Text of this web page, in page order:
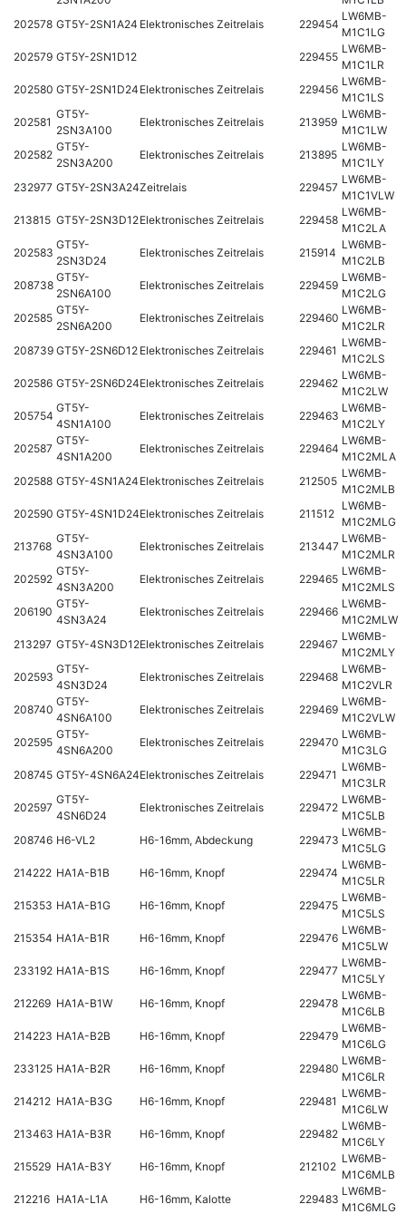
202578 GT5Y-2SN1A24 Elektronisches Zeitrelais 229454
LW6MB-
M1C1LG
202579 GT5Y-2SN1D12 229455
LW6MB-
M1C1LR
202580 GT5Y-2SN1D24 Elektronisches Zeitrelais 229456
LW6MB-
M1C1LS
202581
GT5Y-
2SN3A100
Elektronisches Zeitrelais 213959
LW6MB-
M1C1LW
202582
GT5Y-
2SN3A200
Elektronisches Zeitrelais 213895
LW6MB-
M1C1LY
232977 GT5Y-2SN3A24Zeitrelais 229457
LW6MB-
M1C1VLW
213815 GT5Y-2SN3D12Elektronisches Zeitrelais 229458
LW6MB-
M1C2LA
202583
GT5Y-
2SN3D24
Elektronisches Zeitrelais 215914
LW6MB-
M1C2LB
208738
GT5Y-
2SN6A100
Elektronisches Zeitrelais 229459
LW6MB-
M1C2LG
202585
GT5Y-
2SN6A200
Elektronisches Zeitrelais 229460
LW6MB-
M1C2LR
208739 GT5Y-2SN6D12 Elektronisches Zeitrelais 229461
LW6MB-
M1C2LS
202586 GT5Y-2SN6D24Elektronisches Zeitrelais 229462
LW6MB-
M1C2LW
205754
GT5Y-
4SN1A100
Elektronisches Zeitrelais 229463
LW6MB-
M1C2LY
202587
GT5Y-
4SN1A200
Elektronisches Zeitrelais 229464
LW6MB-
M1C2MLA
202588 GT5Y-4SN1A24 Elektronisches Zeitrelais 212505
LW6MB-
M1C2MLB
202590 GT5Y-4SN1D24Elektronisches Zeitrelais 211512
LW6MB-
M1C2MLG
213768
GT5Y-
4SN3A100
Elektronisches Zeitrelais 213447
LW6MB-
M1C2MLR
202592
GT5Y-
4SN3A200
Elektronisches Zeitrelais 229465
LW6MB-
M1C2MLS
206190
GT5Y-
4SN3A24
Elektronisches Zeitrelais 229466
LW6MB-
M1C2MLW
213297 GT5Y-4SN3D12Elektronisches Zeitrelais 229467
LW6MB-
M1C2MLY
202593
GT5Y-
4SN3D24
Elektronisches Zeitrelais 229468
LW6MB-
M1C2VLR
208740
GT5Y-
4SN6A100
Elektronisches Zeitrelais 229469
LW6MB-
M1C2VLW
202595
GT5Y-
4SN6A200
Elektronisches Zeitrelais 229470
LW6MB-
M1C3LG
208745 GT5Y-4SN6A24Elektronisches Zeitrelais 229471
LW6MB-
M1C3LR
202597
GT5Y-
4SN6D24
Elektronisches Zeitrelais 229472
LW6MB-
M1C5LB
208746 H6-VL2 H6-16mm, Abdeckung 229473
LW6MB-
M1C5LG
214222 HA1A-B1B H6-16mm, Knopf 229474
LW6MB-
M1C5LR
215353 HA1A-B1G H6-16mm, Knopf 229475
LW6MB-
M1C5LS
215354 HA1A-B1R H6-16mm, Knopf 229476
LW6MB-
M1C5LW
233192 HA1A-B1S H6-16mm, Knopf 229477
LW6MB-
M1C5LY
212269 HA1A-B1W H6-16mm, Knopf 229478
LW6MB-
M1C6LB
214223 HA1A-B2B H6-16mm, Knopf 229479
LW6MB-
M1C6LG
233125 HA1A-B2R H6-16mm, Knopf 229480
LW6MB-
M1C6LR
214212 HA1A-B3G H6-16mm, Knopf 229481
LW6MB-
M1C6LW
213463 HA1A-B3R H6-16mm, Knopf 229482
LW6MB-
M1C6LY
215529 HA1A-B3Y H6-16mm, Knopf 212102
LW6MB-
M1C6MLB
212216 HA1A-L1A H6-16mm, Kalotte 229483
LW6MB-
M1C6MLG